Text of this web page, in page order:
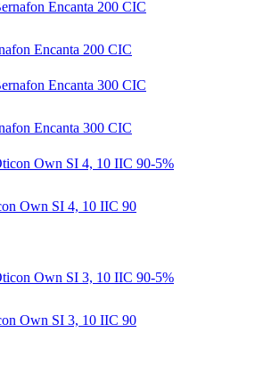
Encanta 200 CIC
Encanta 300 CIC
-5%
Own SI 4, 10 IIC 90
-5%
Own SI 3, 10 IIC 90